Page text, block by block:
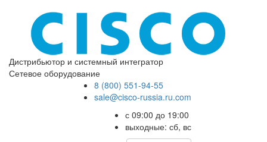
Дистрибьютор и системный интегратор
Сетевое оборудование
8 (800) 551-94-55
sale@cisco-russia.ru.com
с 09:00 до 19:00
выходные: сб, вс